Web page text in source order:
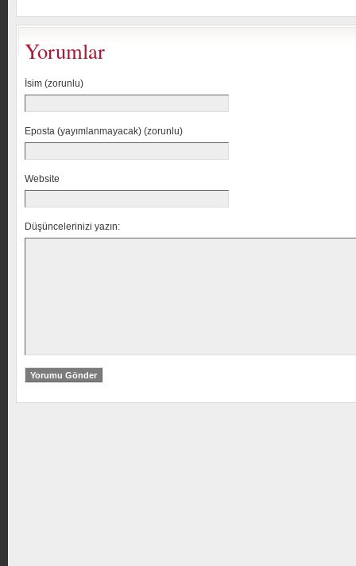
Yorumlar
İsim (zorunlu)
Eposta (yayımlanmayacak) (zorunlu)
Website
Düşüncelerinizi yazın: